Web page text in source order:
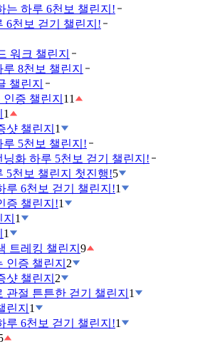
는 하루 6천보 챌린지!
6천보 걷기 챌린지!
워크 챌린지
8천보 챌린지
챌린지
증 챌린지 11
1
샷 챌린지 1
5천보 챌린지!
화 하루 5천보 걷기 챌린지!
5천보 챌린지 첫진행!5
루 6천보 걷기 챌린지!1
증 챌린지!1
1
1
트레킹 챌린지 9
인증 챌린지 2
샷 챌린지 2
절 튼튼한 걷기 챌린지 1
린지 1
루 6천보 걷기 챌린지!1